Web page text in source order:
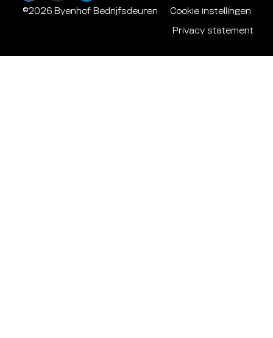
©2026 Byenhof Bedrijfsdeuren Cookie instellingen
Privacy statement